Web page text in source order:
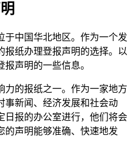
于中国华北地区。作为一个发
报纸办理登报声明的选择。以
声明的一些信息。
力的报纸之一。作为一家地方
事新闻、经济发展和社会动
日报的办公室进行，他们将会
的声明能够准确、快速地发